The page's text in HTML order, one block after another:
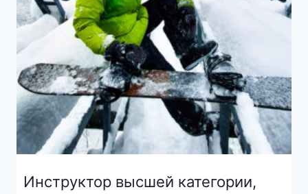
Инструктор высшей категории,